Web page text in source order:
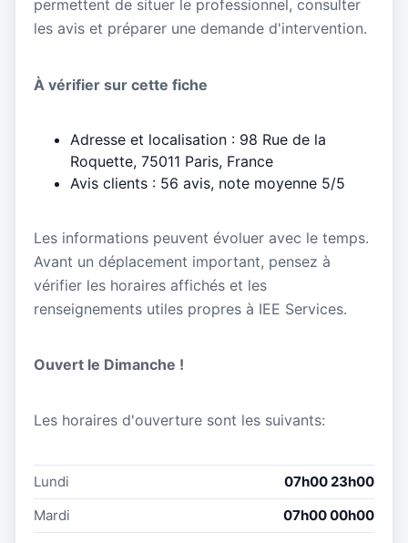
permettent de situer le professionnel, consulter
les avis et préparer une demande d'intervention.
À vérifier sur cette fiche
Adresse et localisation : 98 Rue de la
Roquette, 75011 Paris, France
Avis clients : 56 avis, note moyenne 5/5
Les informations peuvent évoluer avec le temps.
Avant un déplacement important, pensez à
vérifier les horaires affichés et les
renseignements utiles propres à IEE Services.
Ouvert le Dimanche !
Les horaires d'ouverture sont les suivants:
Lundi
07h00 23h00
Mardi
07h00 00h00